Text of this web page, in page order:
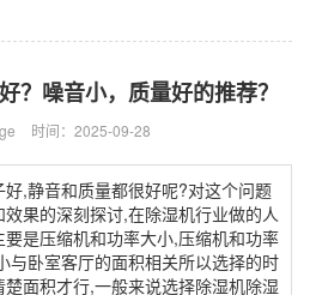
？噪音小，质量好的推荐？
时间：2025-09-28
,静音和质量都很好呢?对这个问题
果的深刻探讨,在除湿机行业做的人
是压缩机和功率大小,压缩机和功率
与卧室客厅的面积相关所以选择的时
面积才行,一般来说选择除湿机除湿